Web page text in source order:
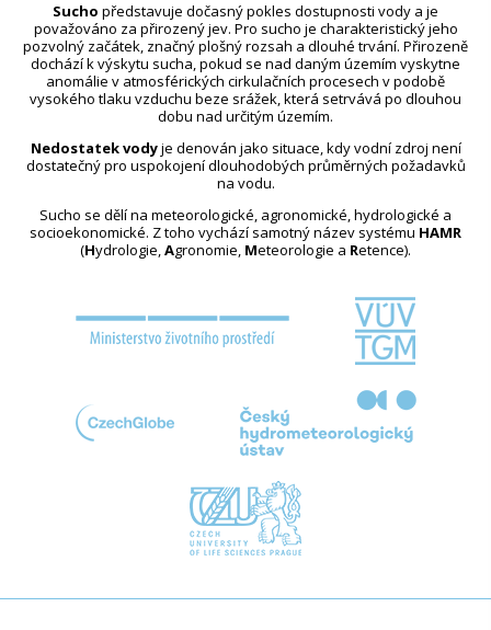
Sucho představuje dočasný pokles dostupnosti vody a je
považováno za přirozený jev. Pro sucho je charakteristický jeho
pozvolný začátek, značný plošný rozsah a dlouhé trvání. Přirozeně
dochází k výskytu sucha, pokud se nad daným územím vyskytne
anomálie v atmosférických cirkulačních procesech v podobě
vysokého tlaku vzduchu beze srážek, která setrvává po dlouhou
dobu nad určitým územím.
Nedostatek vodyje definován jako situace, kdy vodní zdroj není
dostatečný pro uspokojení dlouhodobých průměrných požadavků
na vodu.
Sucho se dělí na meteorologické, agronomické, hydrologické a
socioekonomické. Z toho vychází samotný název systému HAMR
(Hydrologie,Agronomie, Meteorologie a Retence).